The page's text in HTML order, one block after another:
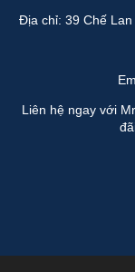
Địa chỉ: 39 Chế Lan
Liên hệ ngay với